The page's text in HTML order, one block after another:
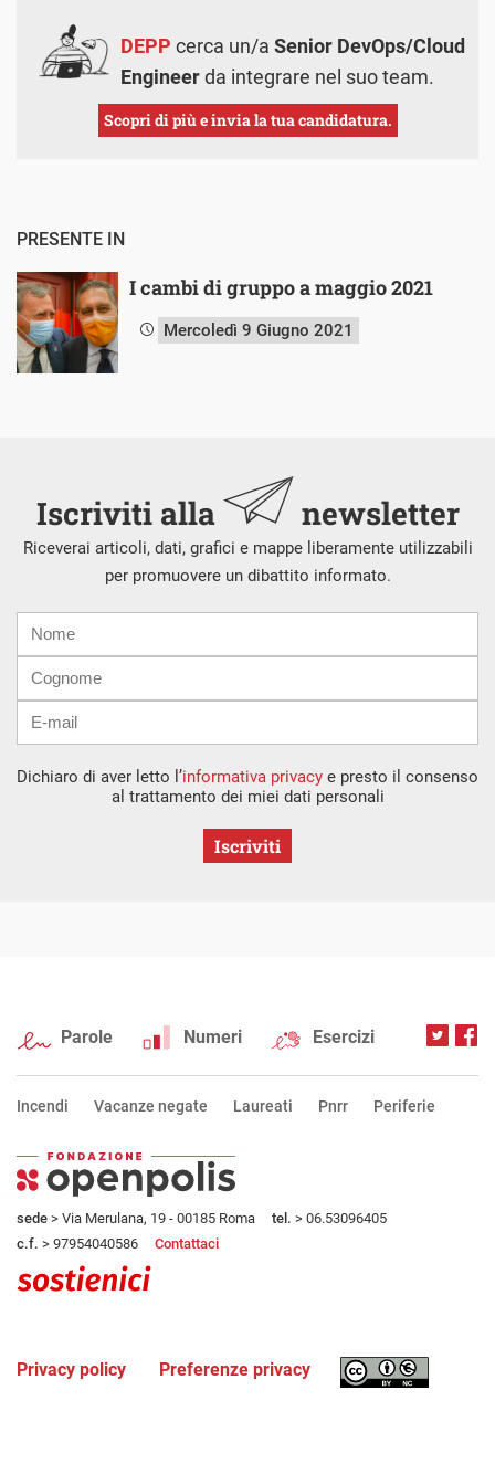
DEPP cerca un/a Senior DevOps/Cloud
Engineerda integrare nel suo team.
Scopri di più e invia la tua candidatura.
PRESENTE IN
I cambi di gruppo a maggio 2021
Mercoledì 9 Giugno 2021
Iscriviti alla newsletter
Riceverai articoli, dati, grafici e mappe liberamente utilizzabili
per promuovere un dibattito informato.
mail
Dichiaro di aver letto l’informativa privacy e presto il consenso
al trattamento dei miei dati personali
Iscriviti
Parole Numeri Esercizi
Incendi Vacanze negate Laureati Pnrr Periferie
sede > Via Merulana, 19 - 00185 Roma tel. > 06.53096405
c.f. > 97954040586 Contattaci
Privacy policy Preferenze privacy